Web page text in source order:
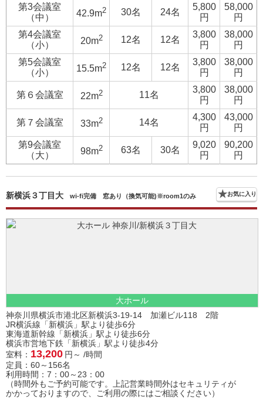
第3会議室
（中）
42.9m2 30名 24名
5,800
円
58,000
円
第4会議室
（小）
20m2 12名 12名
3,800
円
38,000
円
第5会議室
（小）
15.5m2 12名 12名
3,800
円
38,000
円
第６会議室 22m2 11名
3,800
円
38,000
円
第７会議室 33m2 14名
4,300
円
43,000
円
第9会議室
（大）
98m2 63名 30名
9,020
円
90,200
円
お気に入り
新横浜３丁目大 wi-fi完備 窓あり（換気可能)※room1のみ
大ホール
神奈川県横浜市港北区新横浜3-19-14 加瀬ビル118 2階
JR横浜線「新横浜」駅より徒歩6分
東海道新幹線「新横浜」駅より徒歩6分
横浜市営地下鉄「新横浜」駅より徒歩4分
室料： 13,200 円～ /時間
定員：60～156名
利用時間：7：00～23：00
（時間外もご予約可能です。上記営業時間外はセキュリティが
かかっておりますので、ご利用の際にはご相談ください）